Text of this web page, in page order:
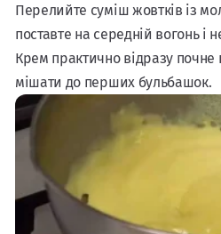
Перелийте суміш жовтків із
поставте на середній вогонь і
Крем практично відразу почне
мішати до перших бульбашок.